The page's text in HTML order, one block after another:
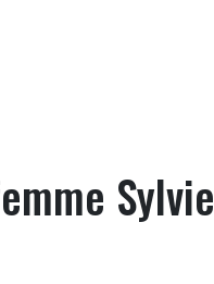
Sylvie